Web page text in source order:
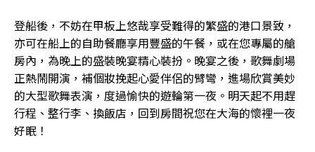
登船後，不妨在甲板上悠哉享受難得的繁盛的港口景致，
亦可在船上的自助餐廳享用豐盛的午餐，或在您專屬的艙
房內，為晚上的盛裝晚宴精心裝扮。晚宴之後，歌舞劇場
正熱鬧開演，補個妝挽起心愛伴侶的臂彎，進場欣賞美妙
的大型歌舞表演，度過愉快的遊輪第一夜。明天起不用趕
行程、整行李、換飯店，回到房間祝您在大海的懷裡一夜
好眠！